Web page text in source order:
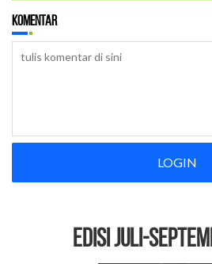
Komentar
LOGIN
EDISI Juli-